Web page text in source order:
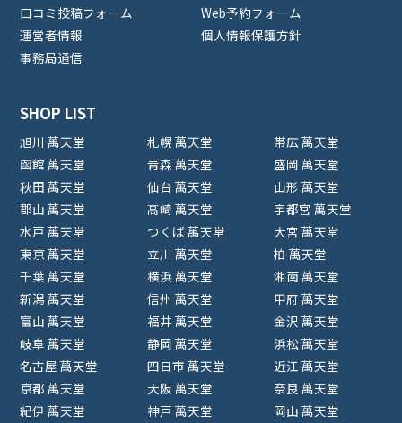
口コミ投稿フォーム
Web予約フォーム
運営者情報
個人情報保護方針
事務局通信
SHOP LIST
旭川 萬天堂 札幌 萬天堂
帯広 萬天堂
函館 萬天堂
青森 萬天堂
盛岡 萬天堂
秋田 萬天堂
仙台 萬天堂
山形 萬天堂
郡山 萬天堂
高崎 萬天堂
宇都宮 萬天堂
水戸 萬天堂
つくば 萬天堂
大宮 萬天堂
東京 萬天堂
立川 萬天堂
柏 萬天堂
千葉 萬天堂
横浜 萬天堂
湘南 萬天堂
新潟 萬天堂
信州 萬天堂
甲府 萬天堂
富山 萬天堂
福井 萬天堂
金沢 萬天堂
岐阜 萬天堂
静岡 萬天堂
浜松 萬天堂
名古屋 萬天堂
四日市 萬天堂
近江 萬天堂
京都 萬天堂
大阪 萬天堂
奈良 萬天堂
紀伊 萬天堂
神戸 萬天堂 岡山 萬天堂